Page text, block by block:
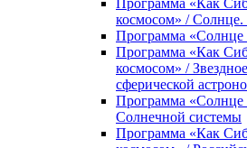
Программа «Как
космосом» /
Программа «Солнце
Программа «Как
космосом» /
сферической
Программа «Солнце
Солнечной системы
Программа «Как